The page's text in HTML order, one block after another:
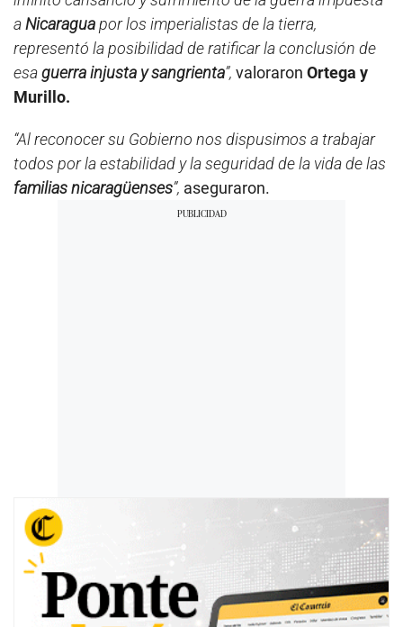
aNicaraguapor los imperialistas de la tierra,
representó la posibilidad de ratificar la conclusión de
esaguerra injusta y sangrienta”, valoraron Ortega y
Murillo.
“Al reconocer su Gobierno nos dispusimos a trabajar
todos por la estabilidad y la seguridad de la vida de las
familias nicaragüenses”, aseguraron.